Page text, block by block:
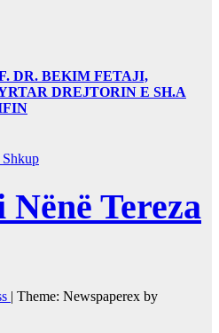
DR. BEKIM FETAJI,
DREJTORIN E SH.A
Tereza
| Theme: Newspaperex by